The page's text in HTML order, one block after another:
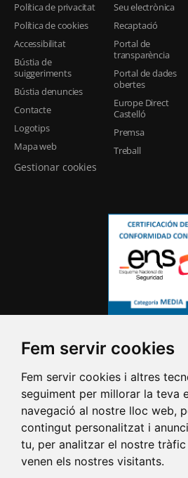
Fem servir cookies
Fem servir cookies i altres
seguiment per millorar la teva
navegació al nostre lloc web,
contingut personalitzat i
tu, per analitzar el nostre tràfic
venen els nostres visitants.
Política de privacitat
Política de cookies
Accessibilitat
Bústia de
suiggeriments
Bústia denuncies
Contacte
Logotips
Mapa web
Gestionar cookies
Seu electrònica
Recaptació
Portal de
transparència
Portal de dades
obertes
Europe Direct
Castelló
Premsa
Treball